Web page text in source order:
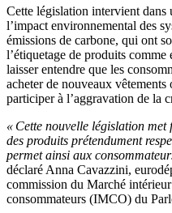
Cette législation intervient dans
l’impact environnemental des
émissions de carbone, qui ont
l’étiquetage de produits
laisser entendre que les
acheter de nouveaux vêtements
participer à l’aggravation de la
« Cette nouvelle législation
des produits prétendument
permet ainsi aux
déclaré Anna Cavazzini,
commission du Marché
consommateurs (IMCO) du